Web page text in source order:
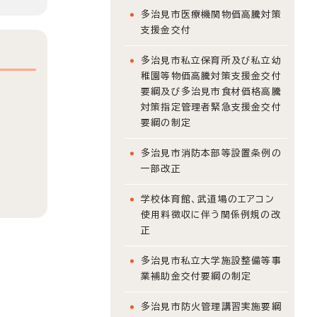
多治見市医療機関物価高騰対策
支援金交付
多治見市私立保育所及び私立幼
稚園等物価高騰対策支援金交付
要綱及び多治見市食材価格高騰
対策指定管理者緊急支援金交付
要綱の制定
多治見市消防本部等設置条例の
一部改正
学校体育館、武道場のエアコン
使用料徴収に伴う関係例規の改
正
多治見市私立大学施設整備等事
業補助金交付要綱の制定
多治見市防火管理講習実施要綱